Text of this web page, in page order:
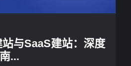
与SaaS建站：深度
...